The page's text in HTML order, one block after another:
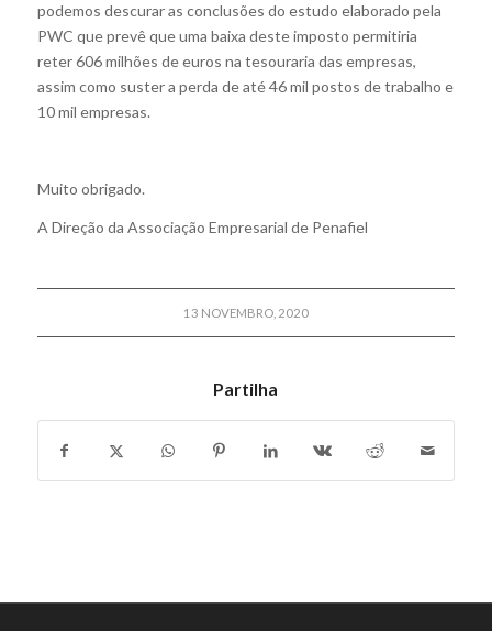
podemos descurar as conclusões do estudo elaborado pela
PWC que prevê que uma baixa deste imposto permitiria
reter 606 milhões de euros na tesouraria das empresas,
assim como suster a perda de até 46 mil postos de trabalho e
10 mil empresas.
Muito obrigado.
A Direção da Associação Empresarial de Penafiel
13 NOVEMBRO, 2020
Partilha